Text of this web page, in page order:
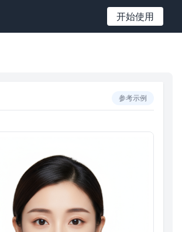
开始使用
参考示例